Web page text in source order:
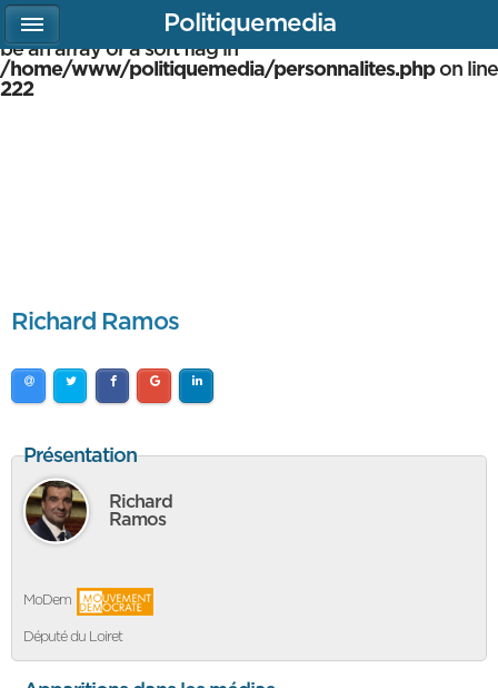
Warning
: array_multisort(): Argument #1 is expected to
be an array or a sort flag in
/home/www/politiquemedia/personnalites.phpon line
222
Richard Ramos
Présentation
Richard
Ramos
MoDem
Député du Loiret
Politiquemedia